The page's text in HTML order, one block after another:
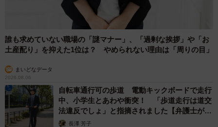
誰も求めていない職場の「謎マナー」、「過剰な挨拶」や「お
土産配り」を抑えた1位は？ やめられない理由は「周りの目」
まいどなデータ
2026.08.06
自転車通行可の歩道 電動キックボードで走行
中、小学生とあわや衝突！ 「歩道走行は道交
法違反でしょ」と指摘されました【弁護士が解
説】長澤 芳子